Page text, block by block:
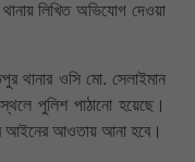
লিখিত অভিযোগ দেওয়া
থানার ওসি মো. সেলাইমান
পুলিশ পাঠানো হয়েছে।
আইনের আওতায় আনা হবে।